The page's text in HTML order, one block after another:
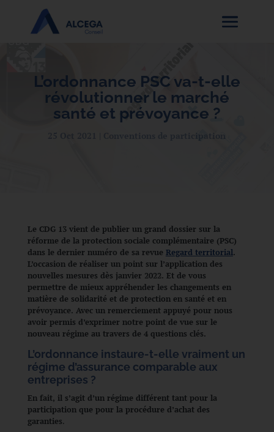
L’ordonnance PSC va-t-elle
révolutionner le marché
santé et prévoyance ?
Conventions de participation
Le CDG 13 vient de publier un grand dossier sur la
réforme de la protection sociale complémentaire (PSC)
dans le dernier numéro de sa revue Regard territorial.
L’occasion de réaliser un point sur l’application des
nouvelles mesures dès janvier 2022. Et de vous
permettre de mieux appréhender les changements en
matière de solidarité et de protection en santé et en
prévoyance. Avec un remerciement appuyé pour nous
avoir permis d’exprimer notre point de vue sur le
nouveau régime au travers de 4 questions clés.
L’ordonnance instaure-t-elle vraiment un
régime d’assurance comparable aux
entreprises ?
En fait, il s’agit d’un régime différent tant pour la
participation que pour la procédure d’achat des
garanties.